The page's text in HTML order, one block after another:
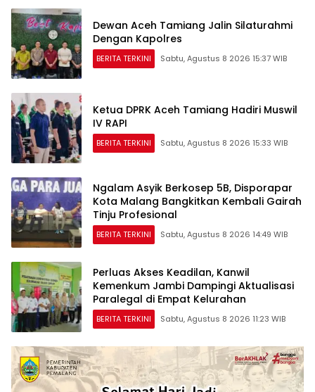
Dewan Aceh Tamiang Jalin Silaturahmi
Dengan Kapolres
BERITA TERKINI Sabtu, Agustus 8 2026 15:37 WIB
Ketua DPRK Aceh Tamiang Hadiri Muswil
IV RAPI
BERITA TERKINI Sabtu, Agustus 8 2026 15:33 WIB
Ngalam Asyik Berkosep 5B, Disporapar
Kota Malang Bangkitkan Kembali Gairah
Tinju Profesional
BERITA TERKINI Sabtu, Agustus 8 2026 14:49 WIB
Perluas Akses Keadilan, Kanwil
Kemenkum Jambi Dampingi Aktualisasi
Paralegal di Empat Kelurahan
BERITA TERKINI Sabtu, Agustus 8 2026 11:23 WIB